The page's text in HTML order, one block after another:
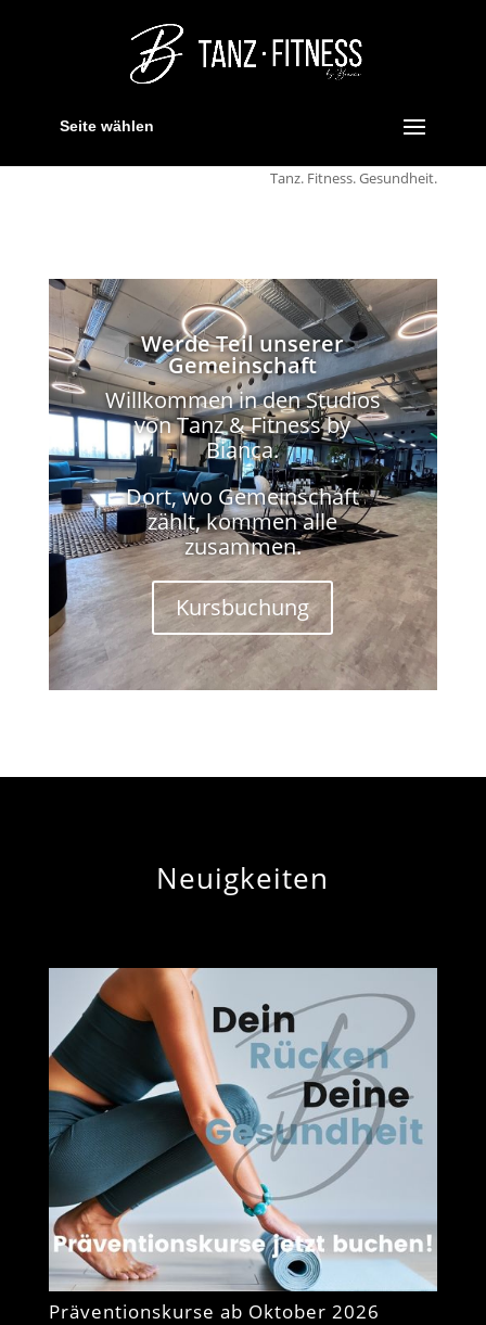
Seite wählen
Tanz. Fitness. Gesundheit.
Werde Teil unserer
Gemeinschaft
Willkommen in den Studios
von Tanz & Fitness by
Bianca.
Dort, wo Gemeinschaft
zählt, kommen alle
zusammen.
Kursbuchung
Neuigkeiten
Präventionskurse ab Oktober 2026